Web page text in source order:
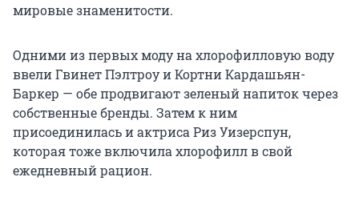
мировые знаменитости.
Одними из первых моду на хлорофилловую воду
ввели Гвинет Пэлтроу и Кортни Кардашьян-
Баркер — обе продвигают зеленый напиток через
собственные бренды. Затем к ним
присоединилась и актриса Риз Уизерспун,
которая тоже включила хлорофилл в свой
ежедневный рацион.